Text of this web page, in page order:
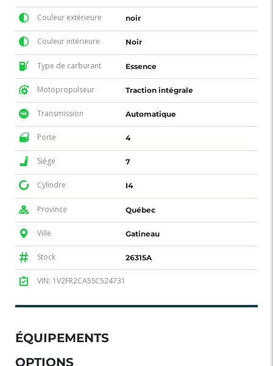
Couleur extérieure noir
Couleur intérieure Noir
Type de carburant Essence
Motopropulseur Traction intégrale
Transmission Automatique
Porte 4
Siège 7
Cylindre I4
Province Québec
Ville Gatineau
Stock 26315A
VIN: 1V2FR2CA5SC524731
ÉQUIPEMENTS
OPTIONS